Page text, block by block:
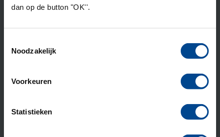
dan op de button "OK''.
Noodzakelijk
Voorkeuren
Statistieken
De Leergang Bedrijfskunde is een compacte eenjarige
persoonlijke leiderschap. Na afronding van de